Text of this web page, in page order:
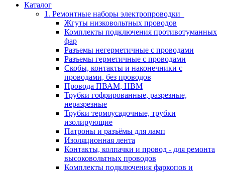
Каталог
1. Ремонтные наборы электропроводки
Жгуты низковольтных проводов
Комплекты подключения противотуманных
фар
Разъемы негерметичные с проводами
Разъемы герметичные с проводами
Скобы, контакты и наконечники с
проводами, без проводов
Провода ПВАМ, НВМ
Трубки гофрированные, разрезные,
неразрезные
Трубки термоусадочные, трубки
изолирующие
Патроны и разъёмы для ламп
Изоляционная лента
Контакты, колпачки и провод - для ремонта
высоковольтных проводов
Комплекты подключения фаркопов и